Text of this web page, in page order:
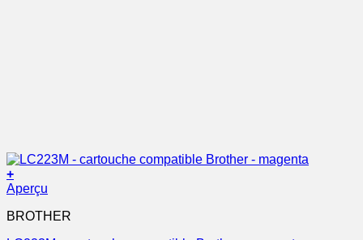
+
Aperçu
BROTHER